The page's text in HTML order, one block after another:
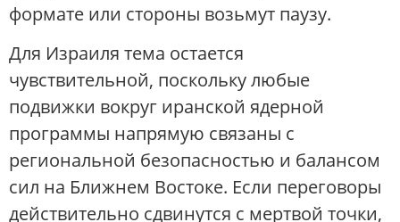
формате или стороны возьмут паузу.
Для Израиля тема остается
чувствительной, поскольку любые
подвижки вокруг иранской ядерной
программы напрямую связаны с
региональной безопасностью и балансом
сил на Ближнем Востоке. Если переговоры
действительно сдвинутся с мертвой точки,